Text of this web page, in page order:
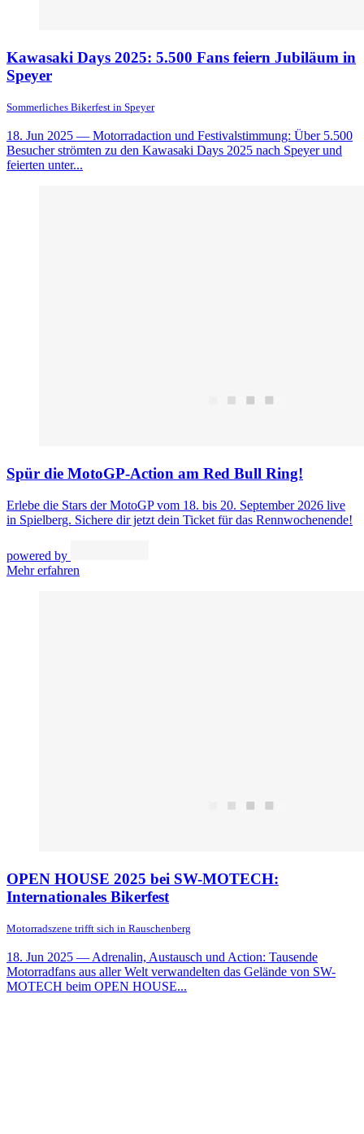
Kawasaki Days 2025: 5.500 Fans feiern Jubiläum in
Speyer
Sommerliches Bikerfest in Speyer
18. Jun 2025 — Motorradaction und Festivalstimmung: Über 5.500
Besucher strömten zu den Kawasaki Days 2025 nach Speyer und
feierten unter...
Spür die MotoGP-Action am Red Bull Ring!
Erlebe die Stars der MotoGP vom 18. bis 20. September 2026 live
in Spielberg. Sichere dir jetzt dein Ticket für das Rennwochenende!
powered by
Mehr erfahren
OPEN HOUSE 2025 bei SW-MOTECH:
Internationales Bikerfest
Motorradszene trifft sich in Rauschenberg
18. Jun 2025 — Adrenalin, Austausch und Action: Tausende
Motorradfans aus aller Welt verwandelten das Gelände von SW-
MOTECH beim OPEN HOUSE...